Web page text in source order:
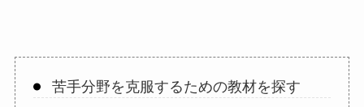
苦手分野を克服するための教材を探す